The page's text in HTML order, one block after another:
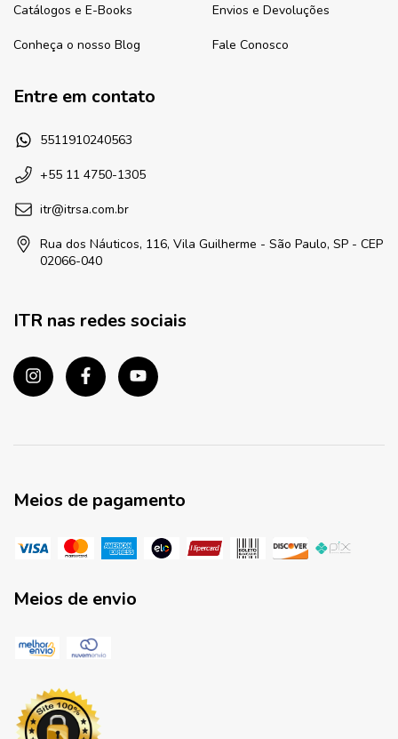
Catálogos e E-Books
Conheça o nosso Blog
Envios e Devoluções
Fale Conosco
Entre em contato
5511910240563
+55 11 4750-1305
itr@itrsa.com.br
Rua dos Náuticos, 116, Vila Guilherme - São Paulo, SP - CEP
02066-040
ITR nas redes sociais
Meios de pagamento
Meios de envio